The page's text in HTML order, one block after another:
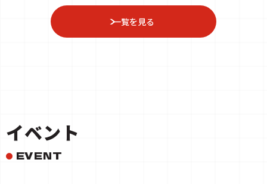
一覧を見る
イベント
EVENT